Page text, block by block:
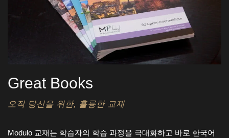
Great Books
오직 당신을 위한, 훌륭한 교재
Modulo 교재는 학습자의 학습 과정을 극대화하고 바로 한국어